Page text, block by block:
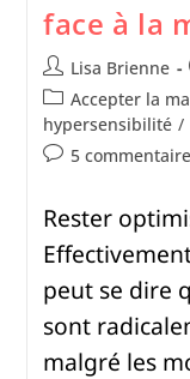
face à la
Lisa Brienne
Accepter la
hypersensibilité /
5
Rester
peut se dire
sont
malgré les